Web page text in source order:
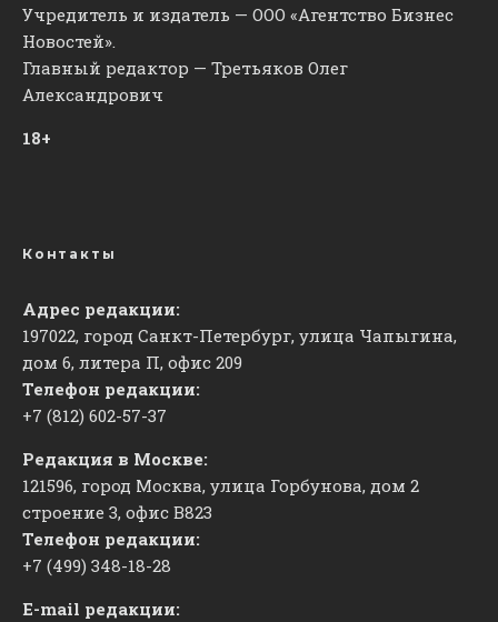
Учредитель и издатель — ООО «Агентство Бизнес
Новостей».
Главный редактор — Третьяков Олег
Александрович
18+
Контакты
Адрес редакции:
197022, город Санкт-Петербург, улица Чапыгина,
дом 6, литера П, офис 209
Телефон редакции:
+7 (812) 602-57-37
Редакция в Москве:
121596, город Москва, улица Горбунова, дом 2
строение 3, офис ​В823
Телефон редакции:
+7 (499) 348-18-28
E-mail редакции: